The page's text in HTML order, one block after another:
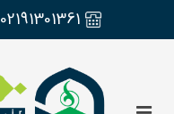
02191301361